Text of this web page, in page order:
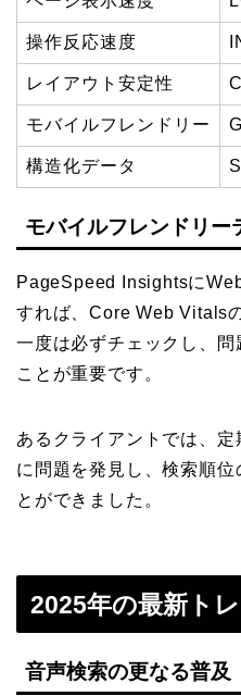
操作反応速度
レイアウト安定性
モバイルフレンドリー
構造化データ
モバイルフレンドリー
PageSpeed Insightsに
すれば、Core Web Vitals
一度は必ずチェックし、
ことが重要です。
あるクライアントでは、
に問題を発見し、検索順
とができました。
2025年の最新ト
音声検索の更なる普及